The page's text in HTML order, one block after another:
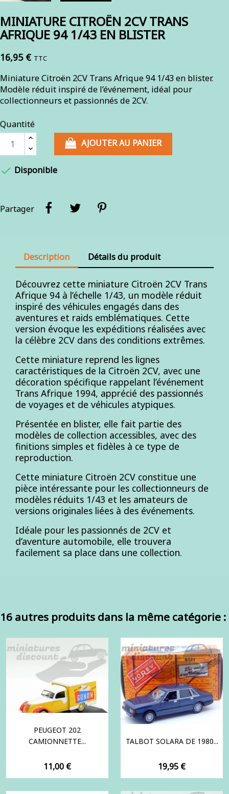
MINIATURE CITROËN 2CV TRANS
AFRIQUE 94 1/43 EN BLISTER
16,95 € TTC
Miniature Citroën 2CV Trans Afrique 94 1/43 en blister.
Modèle réduit inspiré de l’événement, idéal pour
collectionneurs et passionnés de 2CV.
Quantité
AJOUTER AU PANIER
 Disponible
Partager
Description Détails du produit
Découvrez cette miniature Citroën 2CV Trans
Afrique 94 à l’échelle 1/43, un modèle réduit
inspiré des véhicules engagés dans des
aventures et raids emblématiques. Cette
version évoque les expéditions réalisées avec
la célèbre 2CV dans des conditions extrêmes.
Cette miniature reprend les lignes
caractéristiques de la Citroën 2CV, avec une
décoration spécifique rappelant l’événement
Trans Afrique 1994, apprécié des passionnés
de voyages et de véhicules atypiques.
Présentée en blister, elle fait partie des
modèles de collection accessibles, avec des
finitions simples et fidèles à ce type de
reproduction.
Cette miniature Citroën 2CV constitue une
pièce intéressante pour les collectionneurs de
modèles réduits 1/43 et les amateurs de
versions originales liées à des événements.
Idéale pour les passionnés de 2CV et
d’aventure automobile, elle trouvera
facilement sa place dans une collection.
16 autres produits dans la même catégorie :
PEUGEOT 202
CAMIONNETTE...
Prix
11,00 €
TALBOT SOLARA DE 1980...
Prix
19,95 €